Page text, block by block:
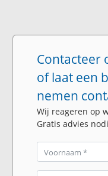
Contacteer
of laat een
nemen
Wij reageren op
Gratis advies